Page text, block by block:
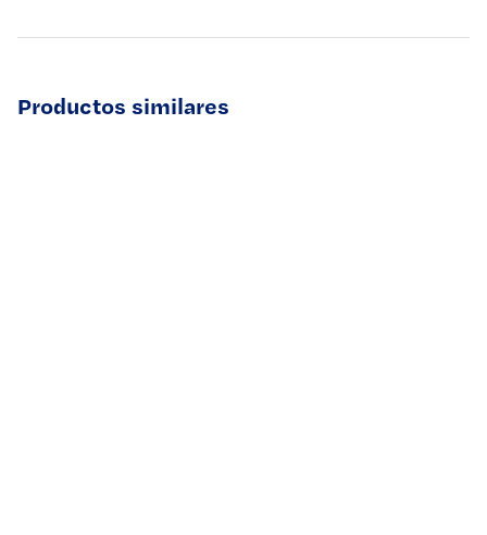
Productos similares